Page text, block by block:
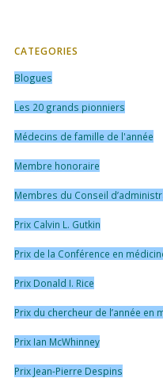
CATEGORIES
Blogues
Les 20 grands pionniers
Médecins de famille de l'année
Membre honoraire
Membres du Conseil
Prix Calvin L. Gutkin
Prix de la Conférence en
Prix Donald I. Rice
Prix du chercheur de l’année en
Prix Ian McWhinney
Prix Jean-Pierre Despins